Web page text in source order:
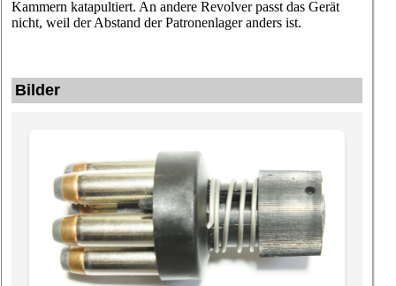
Kammern katapultiert. An andere Revolver passt das Gerät
nicht, weil der Abstand der Patronenlager anders ist.
Bilder